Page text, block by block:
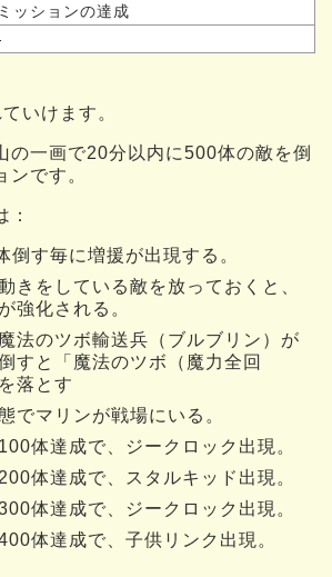
ミッションの達成
いけます。
の一画で20分以内に500体の敵を倒
ンです。
：
倒す毎に増援が出現する。
きをしている敵を放っておくと、
強化される。
法のツボ輸送兵（ブルブリン）が
すと「魔法のツボ（魔力全回
落とす
でマリンが戦場にいる。
体達成で、ジークロック出現。
体達成で、スタルキッド出現。
体達成で、ジークロック出現。
体達成で、子供リンク出現。